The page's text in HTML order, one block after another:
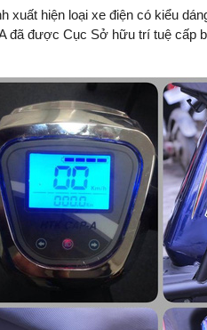
xuất hiện loại xe điện có kiểu
đã được Cục Sở hữu trí tuệ cấp